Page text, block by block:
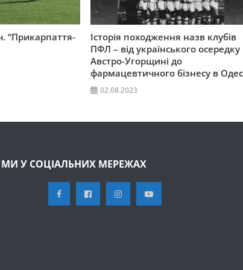
“Прикарпаття-
Історія походження назв клубів
ПФЛ – від українського осередку
Австро-Угорщині до
фармацевтичного бізнесу в
02.08.2023
МИ У СОЦІАЛЬНИХ МЕРЕЖАХ